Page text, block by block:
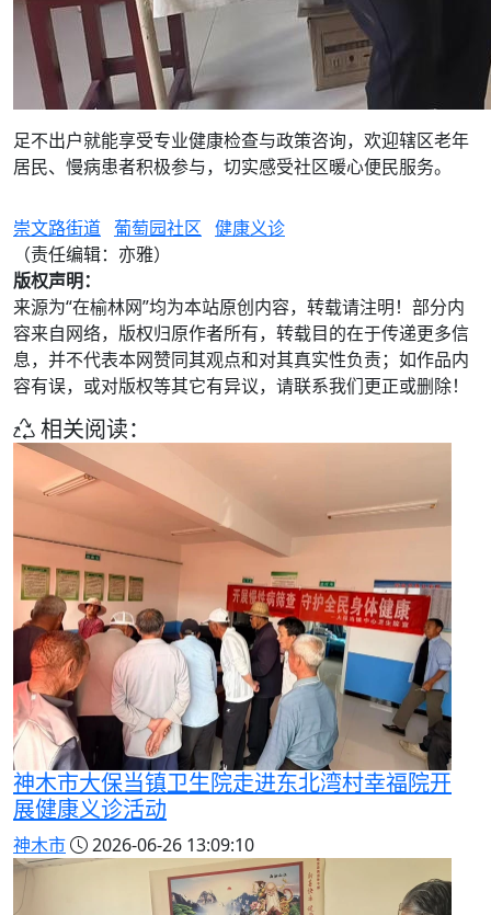
足不出户就能享受专业健康检查与政策咨询，欢迎辖区老年
居民、慢病患者积极参与，切实感受社区暖心便民服务。
崇文路街道 葡萄园社区 健康义诊
（责任编辑：亦雅）
版权声明：
来源为“在榆林网”均为本站原创内容，转载请注明！部分内
容来自网络，版权归原作者所有，转载目的在于传递更多信
息，并不代表本网赞同其观点和对其真实性负责；如作品内
容有误，或对版权等其它有异议，请联系我们更正或删除！
相关阅读：
神木市大保当镇卫生院走进东北湾村幸福院开
展健康义诊活动
神木市 2026-06-26 13:09:10